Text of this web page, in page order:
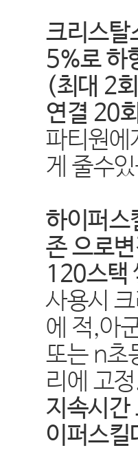
크리스탈
5%로 하
(최대 2
연결 20
파티원에
게 줄수
하이퍼스
존 으로
120스택
사용시
에 적,아
또는 n초
리에 고
지속시간
이퍼스킬